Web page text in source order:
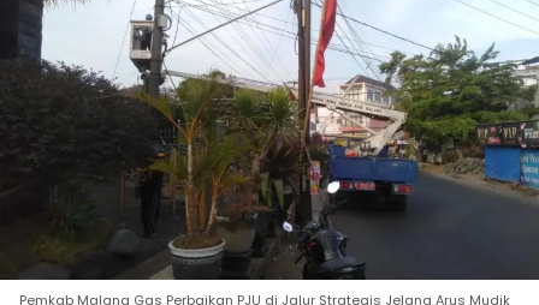
Pemkab Malang Gas Perbaikan PJU di Jalur Strategis Jelang Arus Mudik